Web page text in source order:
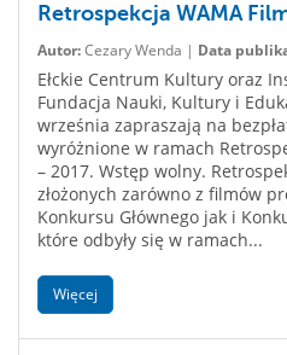
Retrospekcja WAMA
Autor:Cezary Wenda | Data
Ełckie Centrum Kultury oraz
Fundacja Nauki, Kultury i
września zapraszają na
wyróżnione w ramach
– 2017. Wstęp wolny.
złożonych zarówno z filmów
Konkursu Głównego jak i
które odbyły się w ramach...
Więcej